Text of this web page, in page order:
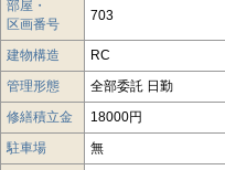
部屋・
区画番号
703
建物構造
RC
管理形態
全部委託 日勤
修繕積立金
18000円
駐車場
無